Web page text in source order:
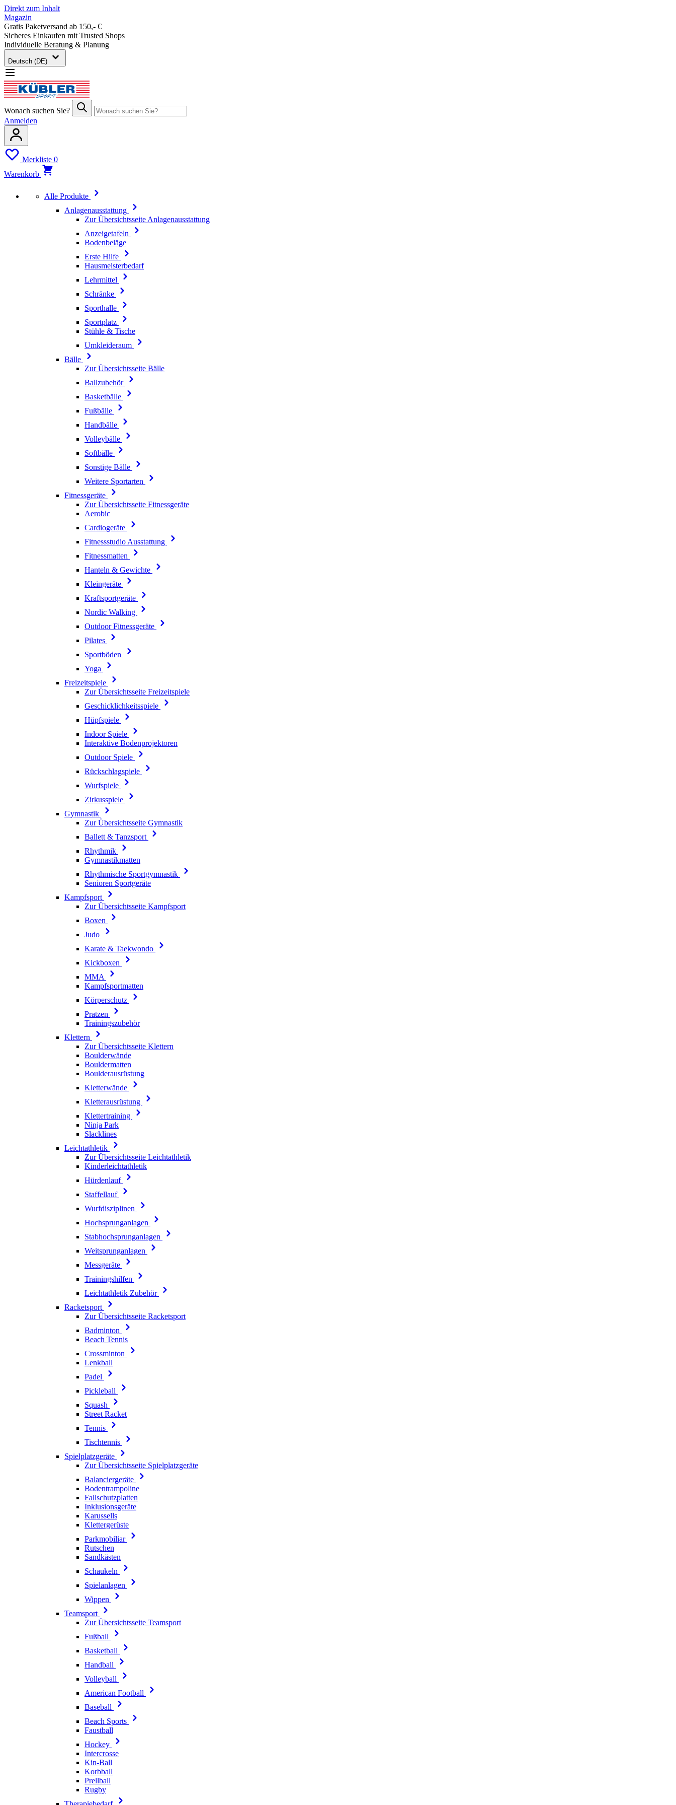
Direkt zum Inhalt
Magazin
Gratis Paketversand ab 150,- €
Sicheres Einkaufen mit Trusted Shops
Individuelle Beratung & Planung
Deutsch (DE)
Wonach suchen Sie?
Anmelden
Merkliste 0
Warenkorb
Alle Produkte
Anlagenausstattung
Zur Übersichtsseite Anlagenausstattung
Anzeigetafeln
Bodenbeläge
Erste Hilfe
Hausmeisterbedarf
Lehrmittel
Schränke
Sporthalle
Sportplatz
Stühle & Tische
Umkleideraum
Bälle
Zur Übersichtsseite Bälle
Ballzubehör
Basketbälle
Fußbälle
Handbälle
Volleybälle
Softbälle
Sonstige Bälle
Weitere Sportarten
Fitnessgeräte
Zur Übersichtsseite Fitnessgeräte
Aerobic
Cardiogeräte
Fitnessstudio Ausstattung
Fitnessmatten
Hanteln & Gewichte
Kleingeräte
Kraftsportgeräte
Nordic Walking
Outdoor Fitnessgeräte
Pilates
Sportböden
Yoga
Freizeitspiele
Zur Übersichtsseite Freizeitspiele
Geschicklichkeitsspiele
Hüpfspiele
Indoor Spiele
Interaktive Bodenprojektoren
Outdoor Spiele
Rückschlagspiele
Wurfspiele
Zirkusspiele
Gymnastik
Zur Übersichtsseite Gymnastik
Ballett & Tanzsport
Rhythmik
Gymnastikmatten
Rhythmische Sportgymnastik
Senioren Sportgeräte
Kampfsport
Zur Übersichtsseite Kampfsport
Boxen
Judo
Karate & Taekwondo
Kickboxen
MMA
Kampfsportmatten
Körperschutz
Pratzen
Trainingszubehör
Klettern
Zur Übersichtsseite Klettern
Boulderwände
Bouldermatten
Boulderausrüstung
Kletterwände
Kletterausrüstung
Klettertraining
Ninja Park
Slacklines
Leichtathletik
Zur Übersichtsseite Leichtathletik
Kinderleichtathletik
Hürdenlauf
Staffellauf
Wurfdisziplinen
Hochsprunganlagen
Stabhochsprunganlagen
Weitsprunganlagen
Messgeräte
Trainingshilfen
Leichtathletik Zubehör
Racketsport
Zur Übersichtsseite Racketsport
Badminton
Beach Tennis
Crossminton
Lenkball
Padel
Pickleball
Squash
Street Racket
Tennis
Tischtennis
Spielplatzgeräte
Zur Übersichtsseite Spielplatzgeräte
Balanciergeräte
Bodentrampoline
Fallschutzplatten
Inklusionsgeräte
Karussells
Klettergerüste
Parkmobiliar
Rutschen
Sandkästen
Schaukeln
Spielanlagen
Wippen
Teamsport
Zur Übersichtsseite Teamsport
Fußball
Basketball
Handball
Volleyball
American Football
Baseball
Beach Sports
Faustball
Hockey
Intercrosse
Kin-Ball
Korbball
Prellball
Rugby